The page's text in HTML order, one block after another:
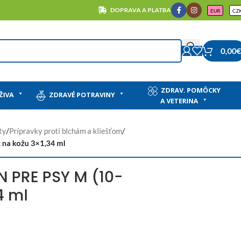
DOPRAVA A PLATBA EUR
0,00€
ZDRAVÉ POTRAVINY
ZDRAV. POMÔCKY
A VETERINA
/Prípravky proti blchám a kliešťom/
na kožu 3×1,34 ml
PRE PSY M (10-
ml